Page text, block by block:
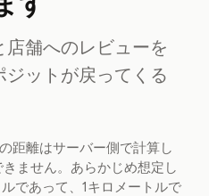
舗へのレビューを
ットが戻ってくる
距離はサーバー側で計算し
ません。あらかじめ想定し
であって、1キロメートルで